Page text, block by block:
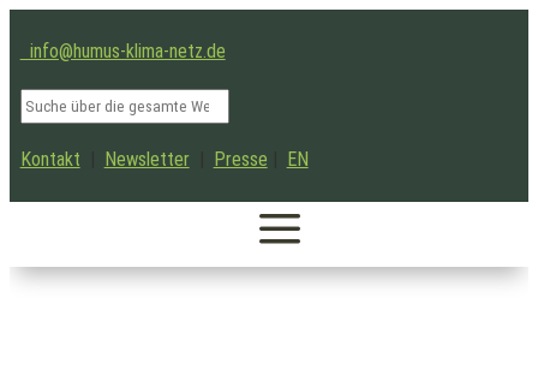
info@humus-klima-netz.de
Kontakt Newsletter| Presse EN